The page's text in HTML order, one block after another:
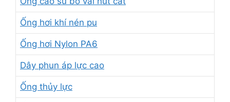
Ống hơi khí nén pu
Ống hơi Nylon PA6
Dây phun áp lực cao
Ống thủy lực